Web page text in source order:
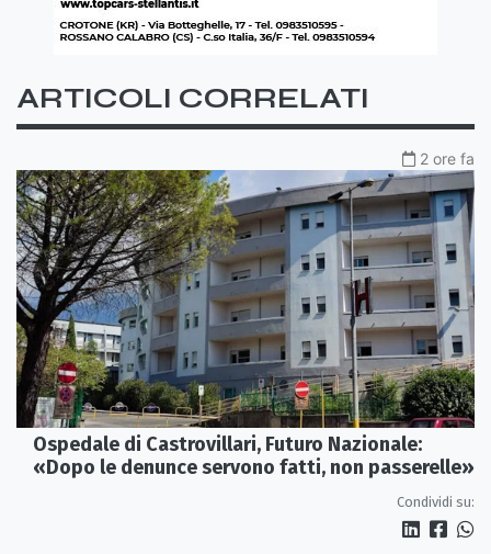
ARTICOLI CORRELATI
2 ore fa
Ospedale di Castrovillari, Futuro Nazionale:
«Dopo le denunce servono fatti, non passerelle»
Condividi su: